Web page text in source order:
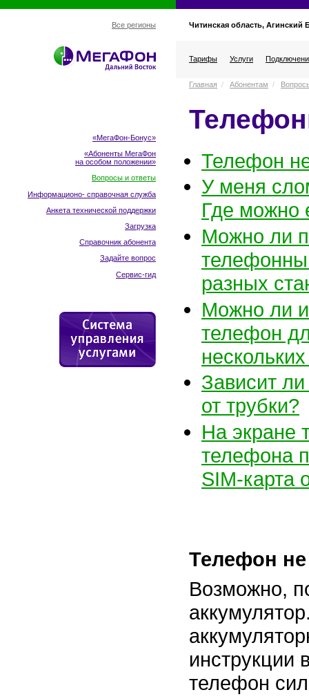
Все регионы Читинская область, Агинский
Тарифы Услуги
«МегаФон-Бонус»
«Абоненты МегаФон
на особом положении»
Вопросы и ответы
Информационо- справочная служба
Анкета технической поддержки
Загрузка
Справочник абонента
Задайте вопрос
Сервис-гид
Главная / Абонентам /
Телефон
У меня
Где можно
Можно ли
разных
Можно ли
телефон
Зависит ли
от трубки?
На экране
телефона
SIM-карта
Телефон
Возможно,
инструкции
телефон